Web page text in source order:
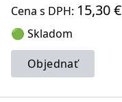
Cena s DPH: 15,30 €
🟢 Skladom
Objednať